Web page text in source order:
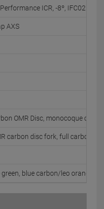
ICR, -8º, IFC02
AXS
OMR Disc, monocoque
carbon disc fork, full carbon
blue carbon/leo orange,